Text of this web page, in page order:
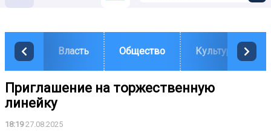
Власть Общество Культура
Приглашение на торжественную
линейку
18:1927.08.2025